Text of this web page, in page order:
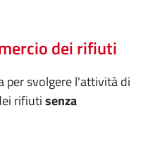
dei rifiuti
per svolgere l'attività di
rifiutisenza